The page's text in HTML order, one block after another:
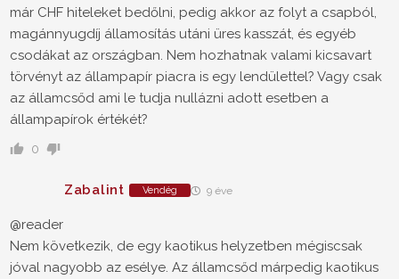
már CHF hiteleket bedőlni, pedig akkor az folyt a csapból,
magánnyugdíj államosítás utáni üres kasszát, és egyéb
csodákat az országban. Nem hozhatnak valami kicsavart
törvényt az állampapír piacra is egy lendülettel? Vagy csak
az államcsőd ami le tudja nullázni adott esetben a
állampapírok értékét?
0
Zabalint Vendég 9 éve
@reader
Nem következik, de egy kaotikus helyzetben mégiscsak
jóval nagyobb az esélye. Az államcsőd márpedig kaotikus